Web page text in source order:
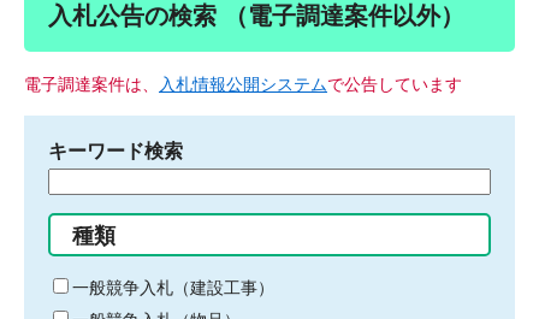
入札公告の検索 （電子調達案件以外）
電子調達案件は、 入札情報公開システムで公告しています
キーワード検索
る
キ
ー
種類
一般競争入札（建設工事）